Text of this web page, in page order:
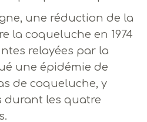
une réduction de la
la coqueluche en 1974
relayées par la
une épidémie de
de coqueluche, y
durant les quatre